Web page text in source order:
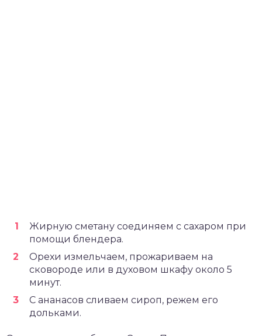
Жирную сметану соединяем с сахаром при
помощи блендера.
Орехи измельчаем, прожариваем на
сковороде или в духовом шкафу около 5
минут.
С ананасов сливаем сироп, режем его
дольками.